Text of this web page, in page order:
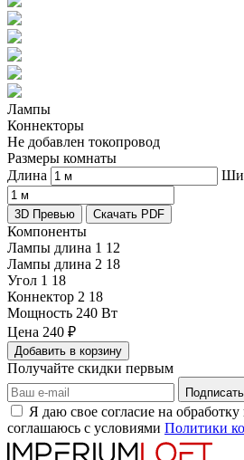
Лампы
Коннекторы
Не добавлен токопровод
Размеры комнаты
Длина
3D Превью Скачать PDF
Компоненты
Лампы длина 1 12
Лампы длина 2 18
Угол 1 18
Коннектор 2 18
Мощность 240 Вт
Цена 240 ₽
Добавить в корзину
Получайте скидки первым
Я даю свое согласие на
соглашаюсь с условиями Политики